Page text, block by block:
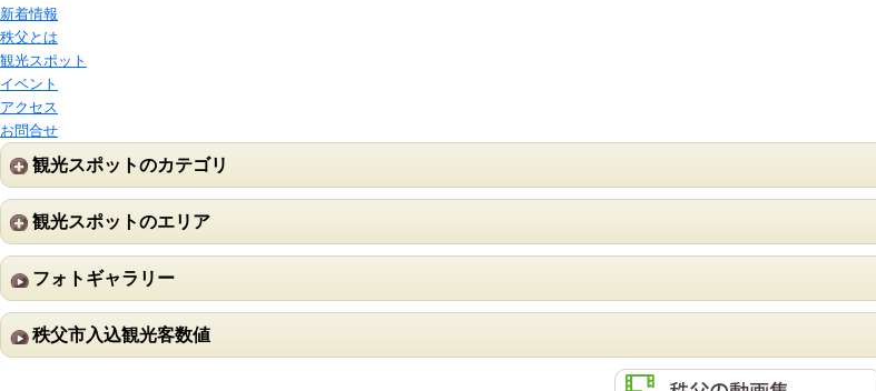
新着情報
秩父とは
観光スポット
イベント
アクセス
お問合せ
観光スポットのカテゴリ
観光スポットのエリア
フォトギャラリー
秩父市入込観光客数値